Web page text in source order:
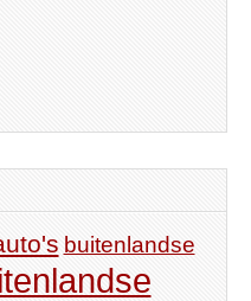
buitenlandse